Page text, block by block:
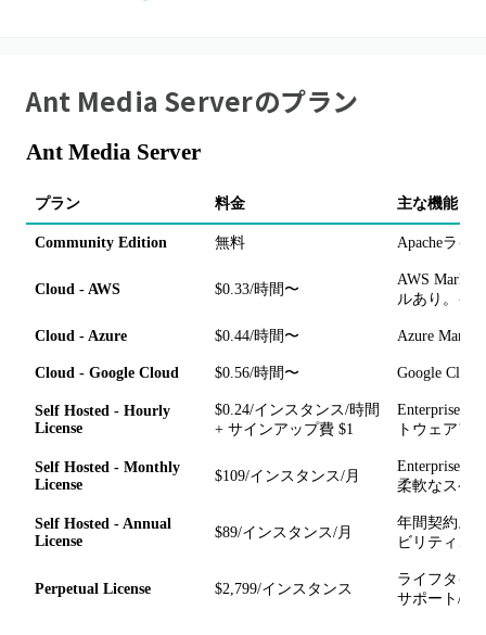
Ant Media Serverのプラン
Ant Media Server
プラン 料金 主な機能・
Community Edition 無料 Apacheライ
Cloud - AWS $0.33/時間〜
AWS
ルあり。イ
Cloud - Azure $0.44/時間〜 Azure
Cloud - Google Cloud $0.56/時間〜 Google
Self Hosted - Hourly
License
$0.24/インスタンス/時間
+ サインアップ費 $1
Enterprise
トウェアア
Self Hosted - Monthly
License
$109/インスタンス/月
Enterprise
柔軟なスケ
Self Hosted - Annual
License
$89/インスタンス/月
年間契約。
ビリティ、
Perpetual License $2,799/インスタンス
ライフタイ
サポート/ア